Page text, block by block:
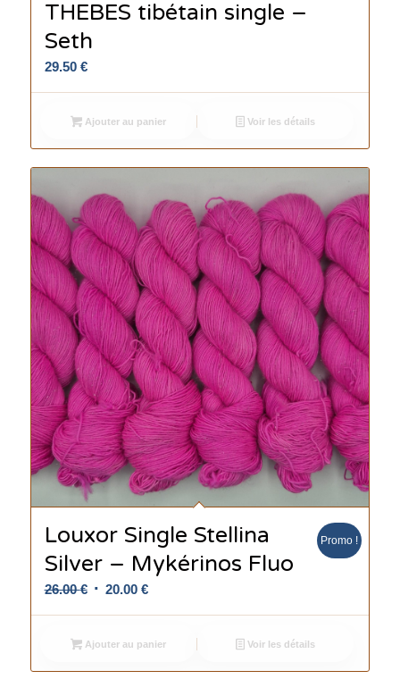
THEBES tibétain single –
Seth
29.50 €
Ajouter au panier Voir les détails
Louxor Single Stellina
Silver – Mykérinos Fluo
26.00€ Le
était :
26.00 €.
20.00 €Le
est :
20.00 €.
Promo !
Ajouter au panier Voir les détails